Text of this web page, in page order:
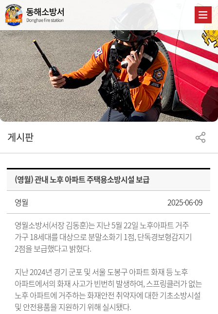
게시판
(영월) 관내 노후 아파트 주택용소방시설 보급
영월
2025-06-09
영월소방서(서장 김동훈)는 지난 5월 22일 노후아파트 거주
가구 18세대를 대상으로 분말소화기 1점, 단독경보형감지기
2점을 보급했다고 밝혔다.
지난 2024년 경기 군포 및 서울 도봉구 아파트 화재 등 노후
아파트에서의 화재 사고가 빈번히 발생하여, 스프링클러가 없는
노후 아파트에 거주하는 화재안전 취약자에 대한 기초소방시설
및 안전용품을 지원하기 위해 실시됐다.